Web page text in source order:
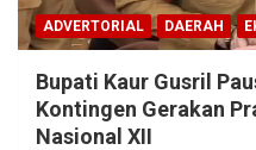
ADVERTORIAL DAERAH
Bupati Kaur Gusril
Kontingen Gerakan
Nasional XII